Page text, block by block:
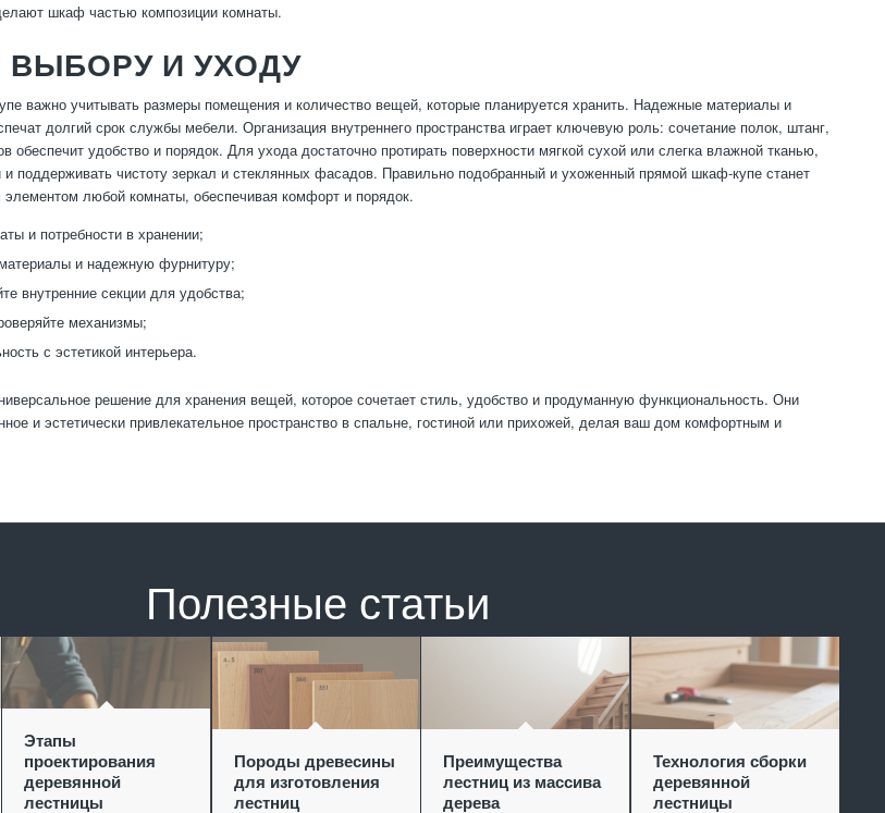
шкаф частью композиции комнаты.
И УХОДУ
важно учитывать размеры помещения и количество вещей, которые планируется хранить. Надежные материалы и
долгий срок службы мебели. Организация внутреннего пространства играет ключевую роль: сочетание полок, штанг,
обеспечит удобство и порядок. Для ухода достаточно протирать поверхности мягкой сухой или слегка влажной тканью,
поддерживать чистоту зеркал и стеклянных фасадов. Правильно подобранный и ухоженный прямой шкаф-купе станет
любой комнаты, обеспечивая комфорт и порядок.
и потребности в хранении;
и надежную фурнитуру;
внутренние секции для удобства;
механизмы;
с эстетикой интерьера.
решение для хранения вещей, которое сочетает стиль, удобство и продуманную функциональность. Они
и эстетически привлекательное пространство в спальне, гостиной или прихожей, делая ваш дом комфортным и
Полезные статьи
Этапы
проектирования
деревянной
лестницы
Породы древесины
для изготовления
лестниц
Преимущества
лестниц из массива
дерева
Технология сборки
деревянной
лестницы